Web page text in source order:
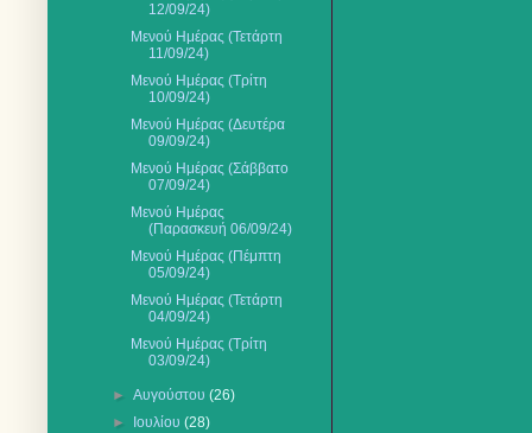
12/09/24)
Μενού Ημέρας (Τετάρτη
11/09/24)
Μενού Ημέρας (Τρίτη
10/09/24)
Μενού Ημέρας (Δευτέρα
09/09/24)
Μενού Ημέρας (Σάββατο
07/09/24)
Μενού Ημέρας
(Παρασκευή 06/09/24)
Μενού Ημέρας (Πέμπτη
05/09/24)
Μενού Ημέρας (Τετάρτη
04/09/24)
Μενού Ημέρας (Τρίτη
03/09/24)
►Αυγούστου(26)
►
Ιουλίου(28)